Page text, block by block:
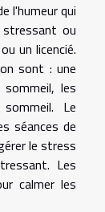
l'humeur qui
ou
un licencié.
sont : une
les
Le
séances de
le stress
Les
calmer les